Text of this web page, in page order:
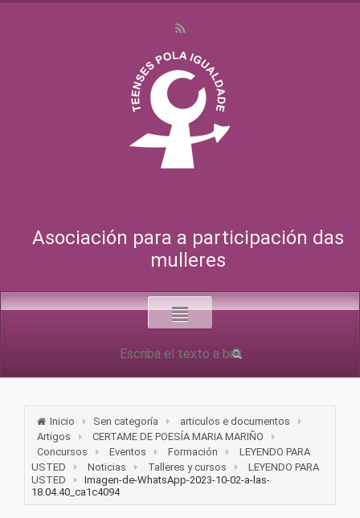
Asociación para a participación das
mulleres
Inicio Sen categoría
articulos e documentos
Artigos
CERTAME DE POESÍA MARIA MARIÑO
Concursos
Eventos Formación
LEYENDO PARA
USTED
Noticias Talleres y cursos
LEYENDO PARA
USTED
Imagen-de-WhatsApp-2023-10-02-a-las-
18.04.40_ca1c4094